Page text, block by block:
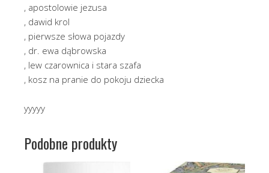
, apostolowie jezusa
, dawid krol
, pierwsze słowa pojazdy
, dr. ewa dąbrowska
, lew czarownica i stara szafa
, kosz na pranie do pokoju dziecka
yyyyy
Podobne produkty